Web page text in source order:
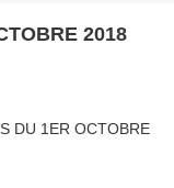
2018